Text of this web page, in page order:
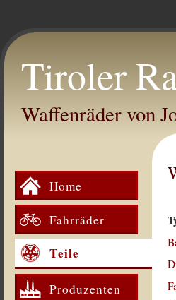
Tiroler
Waffenräder von
Home
Fahrräder
Teile
Produzenten